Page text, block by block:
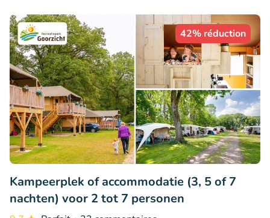
42% réduction
Kampeerplek of accommodatie (3, 5 of 7
nachten) voor 2 tot 7 personen